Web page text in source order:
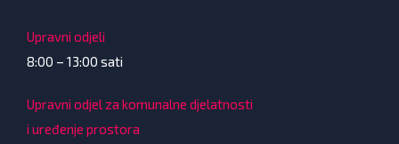
Upravni odjeli
8:00 – 13:00 sati
Upravni odjel za komunalne djelatnosti
i uređenje prostora